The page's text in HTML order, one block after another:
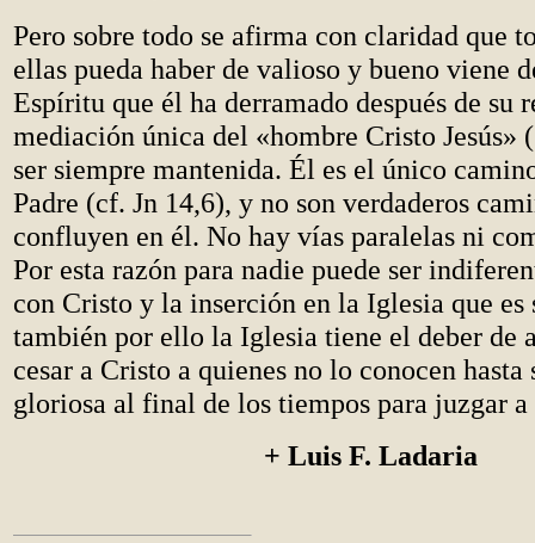
Pero sobre todo se afirma con claridad que
ellas pueda haber de valioso y bueno viene
Espíritu que él ha derramado después de su
mediación única del «hombre Cristo Jesús»
ser siempre mantenida. Él es el único
Padre (cf. Jn 14,6), y no son verdaderos
confluyen en él. No hay vías paralelas ni
Por esta razón para nadie puede ser
con Cristo y la inserción en la Iglesia que es
también por ello la Iglesia tiene el deber de
cesar a Cristo a quienes no lo conocen
gloriosa al final de los tiempos para juzgar
+ Luis F. Ladaria